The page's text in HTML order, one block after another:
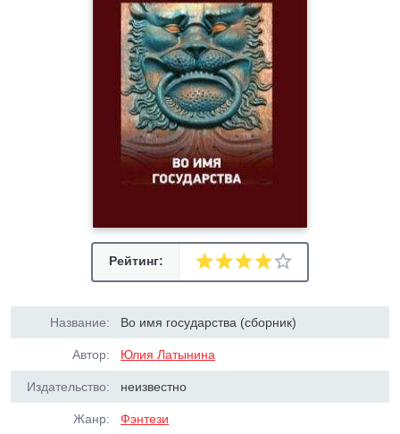
Рейтинг:
Название: Во имя государства (сборник)
Автор: Юлия Латынина
Издательство: неизвестно
Жанр: Фэнтези